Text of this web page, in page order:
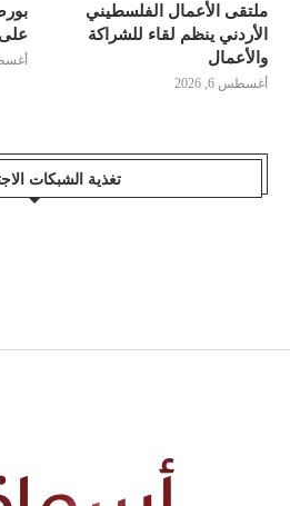
ملتقى الأعمال الفلسطيني
الأردني ينظم لقاء للشراكة
والأعمال
أغسطس 6, 2026
على
أغسطس
تغذية الشبكات